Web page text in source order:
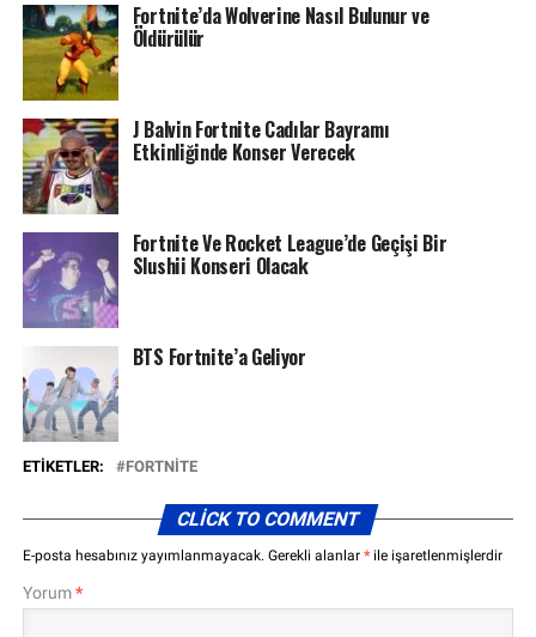
Fortnite’da Wolverine Nasıl Bulunur ve
Öldürülür
J Balvin Fortnite Cadılar Bayramı
Etkinliğinde Konser Verecek
Fortnite Ve Rocket League’de Geçişi Bir
Slushii Konseri Olacak
BTS Fortnite’a Geliyor
ETIKETLER: FORTNITE
CLICK TO COMMENT
E-posta hesabınız yayımlanmayacak. Gerekli alanlar *ile işaretlenmişlerdir
Yorum*